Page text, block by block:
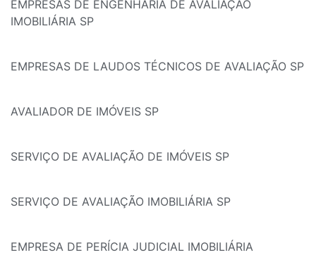
EMPRESAS DE ENGENHARIA DE AVALIAÇÃO
IMOBILIÁRIA SP
EMPRESAS DE LAUDOS TÉCNICOS DE AVALIAÇÃO SP
AVALIADOR DE IMÓVEIS SP
SERVIÇO DE AVALIAÇÃO DE IMÓVEIS SP
SERVIÇO DE AVALIAÇÃO IMOBILIÁRIA SP
EMPRESA DE PERÍCIA JUDICIAL IMOBILIÁRIA